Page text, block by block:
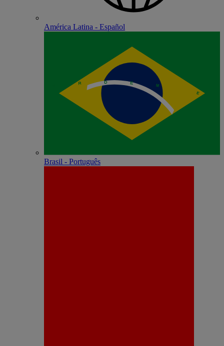
América Latina - Español
Brasil - Português